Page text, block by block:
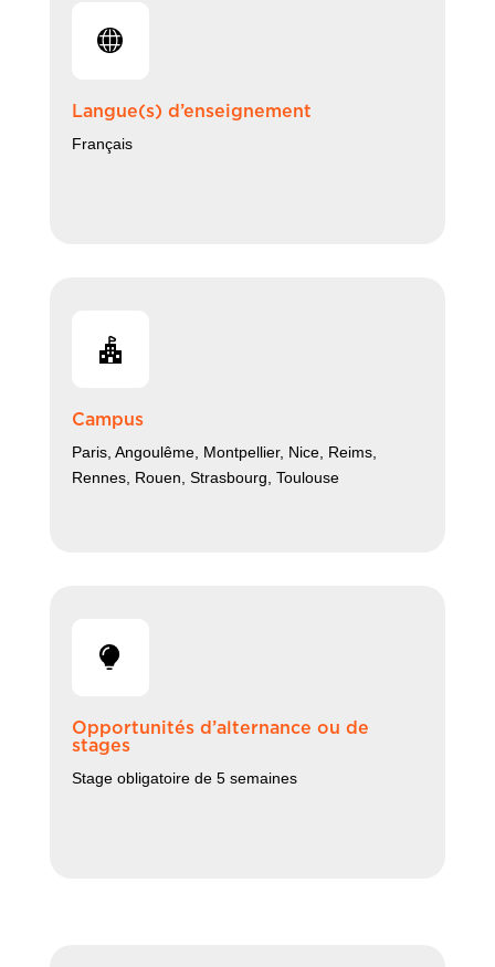
Langue(s) d’enseignement
Français
Campus
Paris, Angoulême, Montpellier, Nice, Reims,
Rennes, Rouen, Strasbourg, Toulouse
Opportunités d’alternance ou de
stages
Stage obligatoire de 5 semaines